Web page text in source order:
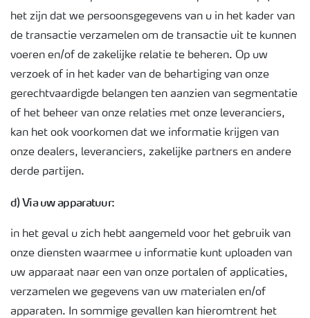
het zijn dat we persoonsgegevens van u in het kader van
de transactie verzamelen om de transactie uit te kunnen
voeren en/of de zakelijke relatie te beheren. Op uw
verzoek of in het kader van de behartiging van onze
gerechtvaardigde belangen ten aanzien van segmentatie
of het beheer van onze relaties met onze leveranciers,
kan het ook voorkomen dat we informatie krijgen van
onze dealers, leveranciers, zakelijke partners en andere
derde partijen.
d) Via uw apparatuur:
in het geval u zich hebt aangemeld voor het gebruik van
onze diensten waarmee u informatie kunt uploaden van
uw apparaat naar een van onze portalen of applicaties,
verzamelen we gegevens van uw materialen en/of
apparaten. In sommige gevallen kan hieromtrent het